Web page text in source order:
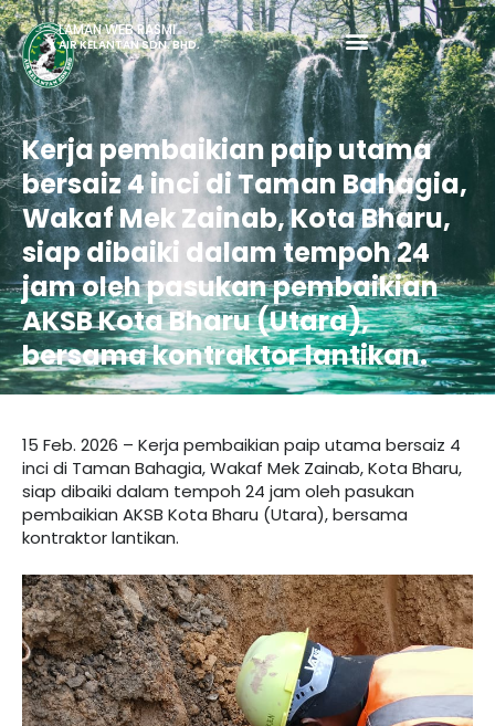
LAMAN WEB RASMI
AIR KELANTAN SDN. BHD.
Kerja pembaikian paip utama
bersaiz 4 inci di Taman Bahagia,
Wakaf Mek Zainab, Kota Bharu,
siap dibaiki dalam tempoh 24
jam oleh pasukan pembaikian
AKSB Kota Bharu (Utara),
bersama kontraktor lantikan.
15 Feb. 2026 – Kerja pembaikian paip utama bersaiz 4
inci di Taman Bahagia, Wakaf Mek Zainab, Kota Bharu,
siap dibaiki dalam tempoh 24 jam oleh pasukan
pembaikian AKSB Kota Bharu (Utara), bersama
kontraktor lantikan.